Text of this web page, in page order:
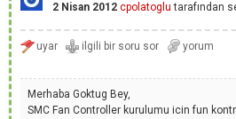
2 Nisan 2012 cpolatoglu tarafından
Merhaba Goktug Bey,
SMC Fan Controller kurulumu icin fun